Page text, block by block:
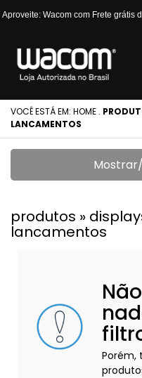
Aproveite: Wacom com Frete grátis
VOCÊ ESTÁ EM: HOME .
LANCAMENTOS
produtos »
lancamentos
Porém,